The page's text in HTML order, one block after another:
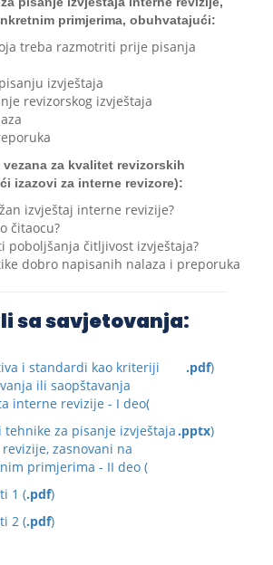
primjerima, obuhvatajući:
treba razmotriti prije pisanja
izvještaja
revizorskog izvještaja
za kvalitet revizorskih
izazovi za interne revizore):
izvještaj interne revizije?
čitaocu?
poboljšanja čitljivost izvještaja?
dobro napisanih nalaza i preporuka
sa savjetovanja:
i standardi kao kriteriji
ili saopštavanja
interne revizije - I deo(
.pdf)
tehnike za pisanje izvještaja
zasnovani na
primjerima - II deo (
.pptx)
1 (.pdf)
2 (.pdf)